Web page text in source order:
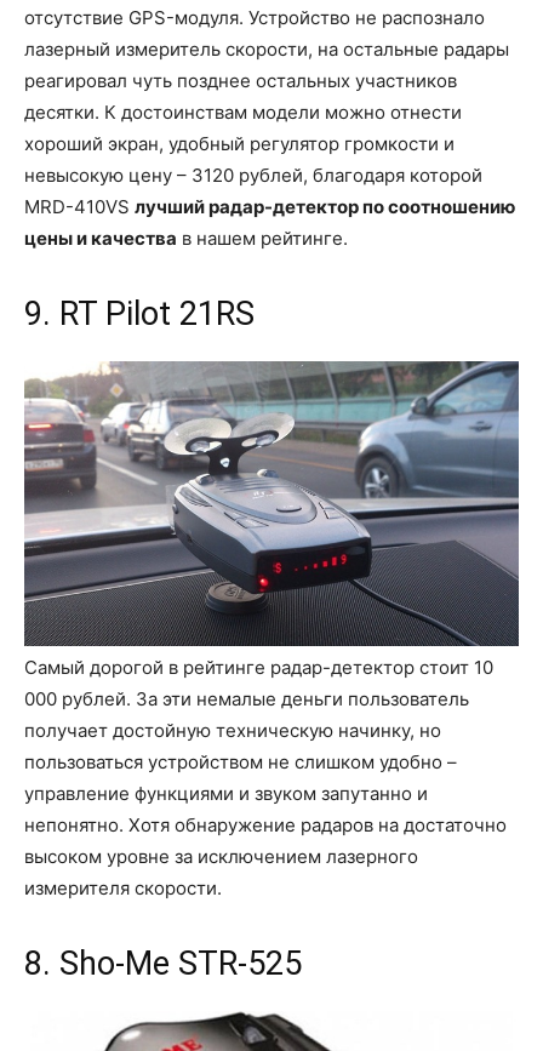
отсутствие GPS-модуля. Устройство не распознало
лазерный измеритель скорости, на остальные радары
реагировал чуть позднее остальных участников
десятки. К достоинствам модели можно отнести
хороший экран, удобный регулятор громкости и
невысокую цену – 3120 рублей, благодаря которой
MRD-410VS лучший радар-детектор по соотношению
цены и качества в нашем рейтинге.
9. RT Pilot 21RS
Самый дорогой в рейтинге радар-детектор стоит 10
000 рублей. За эти немалые деньги пользователь
получает достойную техническую начинку, но
пользоваться устройством не слишком удобно –
управление функциями и звуком запутанно и
непонятно. Хотя обнаружение радаров на достаточно
высоком уровне за исключением лазерного
измерителя скорости.
8. Sho-Me STR-525